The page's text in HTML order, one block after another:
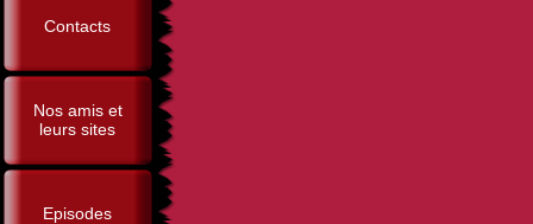
Contacts
Nos amis et
leurs sites
Episodes